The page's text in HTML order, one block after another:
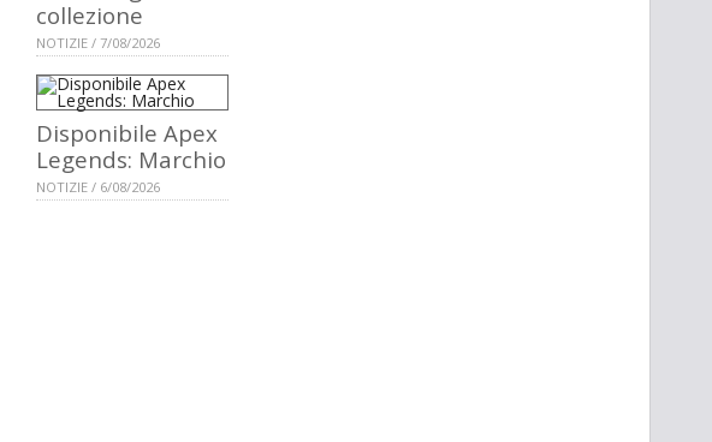
collezione
NOTIZIE / 7/08/2026
Disponibile Apex
Legends: Marchio
NOTIZIE / 6/08/2026